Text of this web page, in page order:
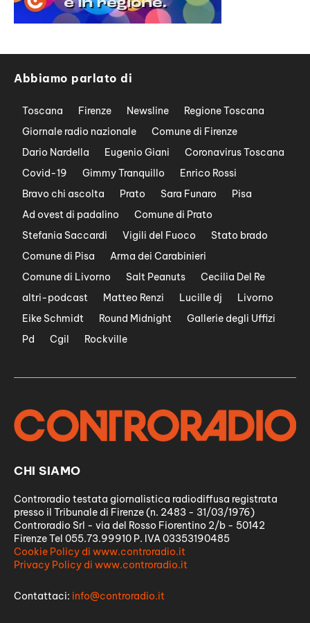
Abbiamo parlato di
Toscana Firenze Newsline
Regione Toscana
Giornale radio nazionale
Comune di Firenze
Dario Nardella
Eugenio Giani
Coronavirus Toscana
Covid-19
Gimmy Tranquillo
Enrico Rossi
Bravo chi ascolta
Prato Sara Funaro
Pisa
Ad ovest di padalino
Comune di Prato
Stefania Saccardi
Vigili del Fuoco
Stato brado
Comune di Pisa
Arma dei Carabinieri
Comune di Livorno
Salt Peanuts
Cecilia Del Re
altri-podcast
Matteo Renzi Lucille dj
Livorno
Eike Schmidt
Round Midnight
Gallerie degli Uffizi
Pd
Cgil Rockville
CHI SIAMO
Controradio testata giornalistica radiodiffusa registrata
presso il Tribunale di Firenze (n. 2483 - 31/03/1976)
Controradio Srl - via del Rosso Fiorentino 2/b - 50142
Firenze Tel 055.73.99910 P. IVA 03353190485
Cookie Policy di www.controradio.it
Privacy Policy di www.controradio.it
Contattaci: info@controradio.it